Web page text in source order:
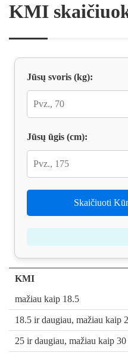
KMI
Jūsų svoris (kg):
Jūsų ūgis (cm):
Skaičiuoti
KMI
mažiau kaip 18.5
18.5 ir daugiau, mažiau kaip
25 ir daugiau, mažiau kaip 30